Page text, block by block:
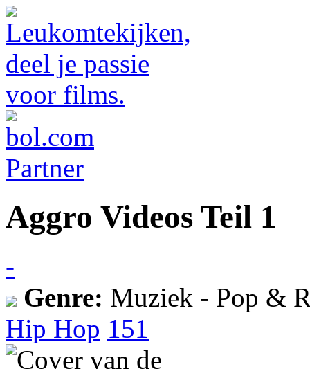
Aggro Videos Teil 1
-
Genre: Muziek - Pop &
Hip Hop 151